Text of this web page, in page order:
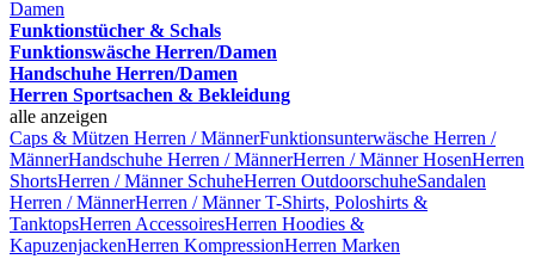
Damen
Funktionstücher & Schals
Funktionswäsche Herren/Damen
Handschuhe Herren/Damen
Herren Sportsachen & Bekleidung
alle anzeigen
Caps & Mützen Herren / MännerFunktionsunterwäsche Herren /
MännerHandschuhe Herren / MännerHerren / Männer HosenHerren
ShortsHerren / Männer SchuheHerren OutdoorschuheSandalen
Herren / MännerHerren / Männer T-Shirts, Poloshirts &
TanktopsHerren AccessoiresHerren Hoodies &
KapuzenjackenHerren KompressionHerren Marken